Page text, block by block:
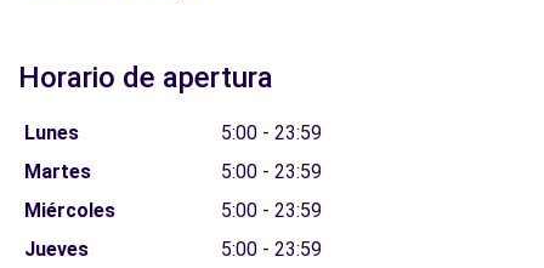
Horario de apertura
Lunes
5:00 - 23:59
Martes
5:00 - 23:59
Miércoles
5:00 - 23:59
Jueves
5:00 - 23:59